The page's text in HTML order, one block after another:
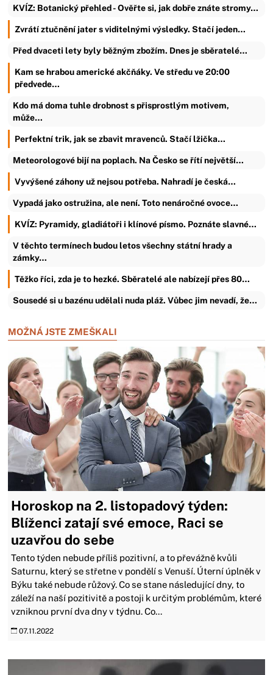
KVÍZ: Botanický přehled - Ověřte si, jak dobře znáte stromy…
Zvrátí ztučnění jater s viditelnými výsledky. Stačí jeden…
Před dvaceti lety byly běžným zbožím. Dnes je sběratelé…
Kam se hrabou americké akčňáky. Ve středu ve 20:00
předvede…
Kdo má doma tuhle drobnost s přisprostlým motivem,
může…
Perfektní trik, jak se zbavit mravenců. Stačí lžička…
Meteorologové bijí na poplach. Na Česko se řítí největší…
Vyvýšené záhony už nejsou potřeba. Nahradí je česká…
Vypadá jako ostružina, ale není. Toto nenáročné ovoce…
KVÍZ: Pyramidy, gladiátoři i klínové písmo. Poznáte slavné…
V těchto termínech budou letos všechny státní hrady a
zámky…
Těžko říci, zda je to hezké. Sběratelé ale nabízejí přes 80…
Sousedé si u bazénu udělali nuda pláž. Vůbec jim nevadí, že…
MOŽNÁ JSTE ZMEŠKALI
Horoskop na 2. listopadový týden:
Blíženci zatají své emoce, Raci se
uzavřou do sebe
Tento týden nebude příliš pozitivní, a to převážně kvůli
Saturnu, který se střetne v pondělí s Venuší. Úterní úplněk v
Býku také nebude růžový. Co se stane následující dny, to
záleží na naší pozitivitě a postoji k určitým problémům, které
vzniknou první dva dny v týdnu. Co...
07.11.2022